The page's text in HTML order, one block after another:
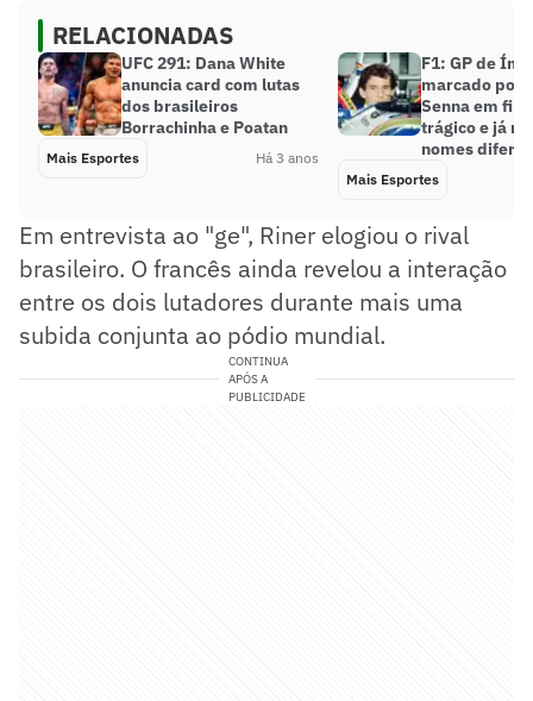
RELACIONADAS
UFC 291: Dana White
anuncia card com lutas
dos brasileiros
Borrachinha e Poatan
Mais Esportes Há 3 anos
F1: GP de
marcado por
Senna em fim
trágico e já
nomes
Mais Esportes
Em entrevista ao "ge", Riner elogiou o rival
brasileiro. O francês ainda revelou a interação
entre os dois lutadores durante mais uma
subida conjunta ao pódio mundial.
CONTINUA
APÓS A
PUBLICIDADE